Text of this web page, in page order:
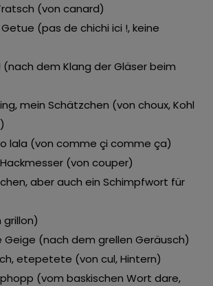
(von canard)
(pas de chichi ici !, keine
(nach dem Klang der Gläser beim
mein Schätzchen (von choux, Kohl
lala (von comme çi comme ça)
Hackmesser (von couper)
aber auch ein Schimpfwort für
grillon)
Geige (nach dem grellen Geräusch)
etepetete (von cul, Hintern)
(vom baskischen Wort dare,